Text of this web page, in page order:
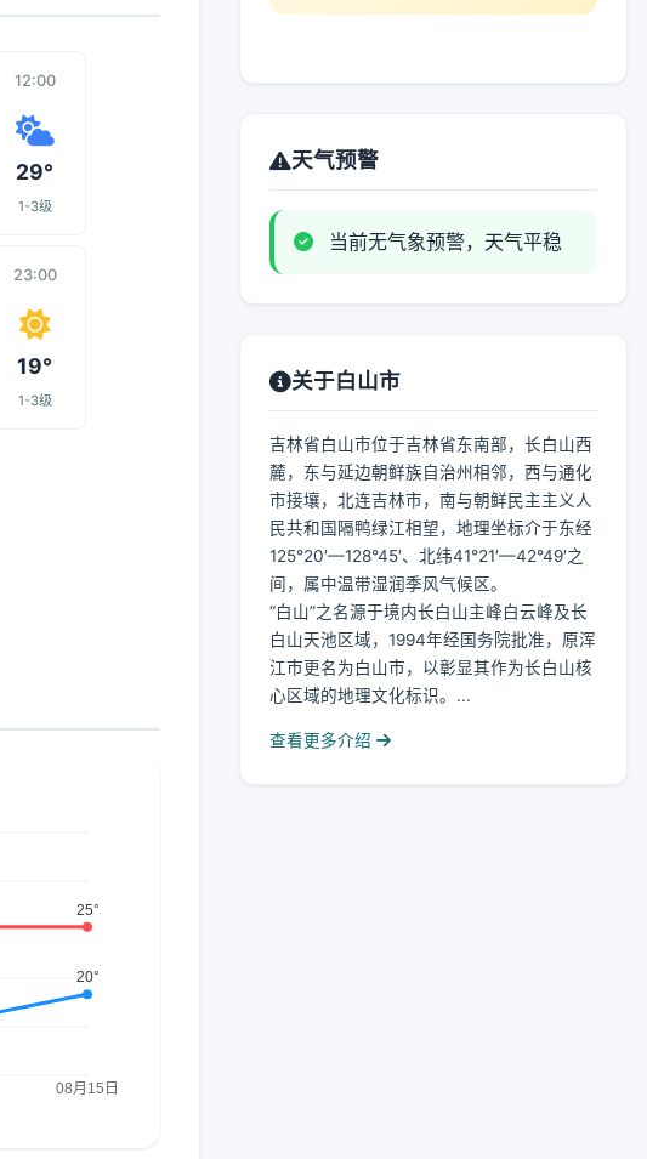
12:00
29°
1-3级
23:00
19°
1-3级
天气预警
当前无气象预警，天气平稳
关于白山市
吉林省白山市位于吉林省东南部，长白山西
麓，东与延边朝鲜族自治州相邻，西与通化
市接壤，北连吉林市，南与朝鲜民主主义人
民共和国隔鸭绿江相望，地理坐标介于东经
125°20′—128°45′、北纬41°21′—42°49′之
间，属中温带湿润季风气候区。
“白山”之名源于境内长白山主峰白云峰及长
白山天池区域，1994年经国务院批准，原浑
江市更名为白山市，以彰显其作为长白山核
心区域的地理文化标识。...
查看更多介绍